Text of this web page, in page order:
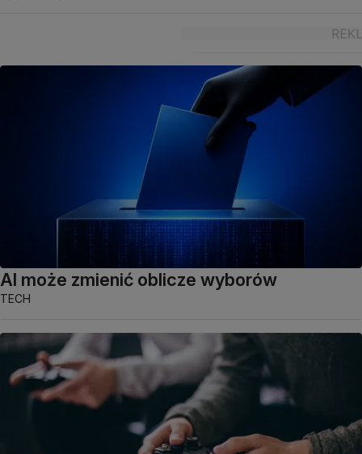
AI może zmienić oblicze wyborów
TECH